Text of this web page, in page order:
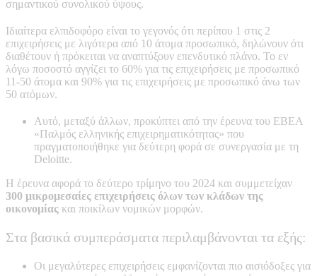
σημαντικού συνολικού ύψους.
Ιδιαίτερα ελπιδοφόρο είναι το γεγονός ότι περίπου 1 στις 2
επιχειρήσεις με λιγότερα από 10 άτομα προσωπικό, δηλώνουν ότι
διαθέτουν ή πρόκειται να αναπτύξουν επενδυτικό πλάνο. Το εν
λόγω ποσοστό αγγίζει το 60% για τις επιχειρήσεις με προσωπικό
11-50 άτομα και 90% για τις επιχειρήσεις με προσωπικό άνω των
50 ατόμων.
Αυτό, μεταξύ άλλων, προκύπτει από την έρευνα του ΕΒΕΑ
«Παλμός ελληνικής επιχειρηματικότητας» που
πραγματοποιήθηκε για δεύτερη φορά σε συνεργασία με τη
Deloitte.
Η έρευνα αφορά το δεύτερο τρίμηνο του 2024 και συμμετείχαν
300 μικρομεσαίες επιχειρήσεις όλων των κλάδων της
οικονομίας και ποικίλων νομικών μορφών.
Στα βασικά συμπεράσματα περιλαμβάνονται τα εξής:
Οι μεγαλύτερες επιχειρήσεις εμφανίζονται πιο αισιόδοξες για